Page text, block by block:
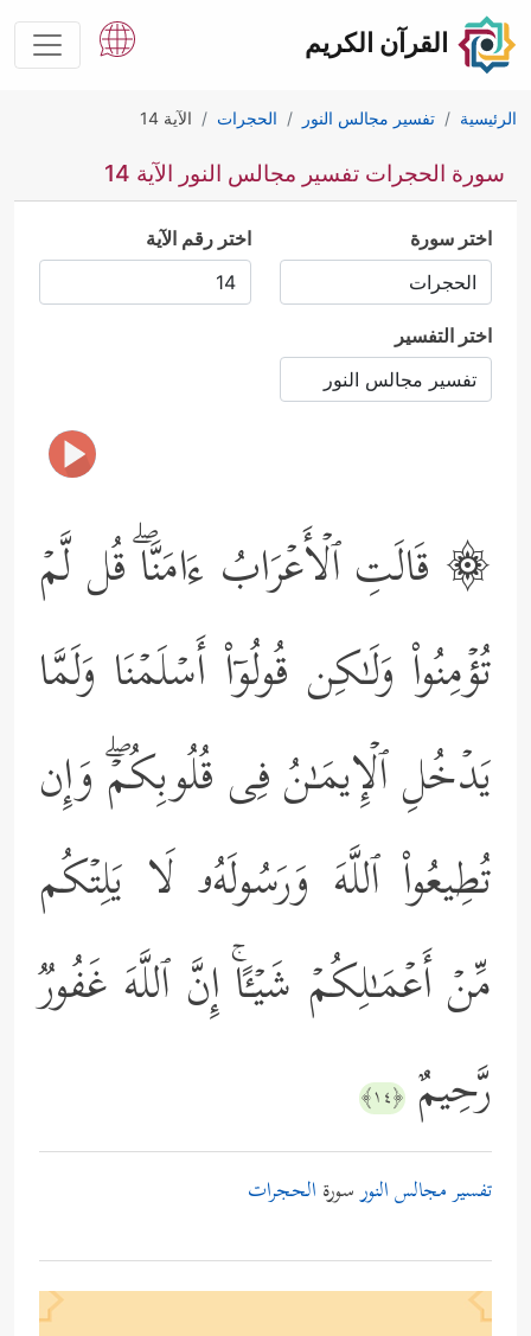
القرآن الكريم
الرئيسية تفسير مجالس النور الحجرات الآية 14
سورة الحجرات تفسير مجالس النور الآية 14
اختر سورة اختر رقم الآية
اختر التفسير
۞ قَالَتِ ٱلۡأَعۡرَابُ ءَامَنَّاۖ قُل لَّمۡ
تُؤۡمِنُواْ وَلَـٰكِن قُولُوۤاْ أَسۡلَمۡنَا وَلَمَّا
یَدۡخُلِ ٱلۡإِیمَـٰنُ فِی قُلُوبِكُمۡۖ وَإِن
تُطِیعُواْ ٱللَّهَ وَرَسُولَهُۥ لَا یَلِتۡكُم
مِّنۡ أَعۡمَـٰلِكُمۡ شَیۡـًٔاۚ إِنَّ ٱللَّهَ غَفُورࣱ
رَّحِیمٌ ﴿١٤﴾
تفسير مجالس النورسورة الحجرات